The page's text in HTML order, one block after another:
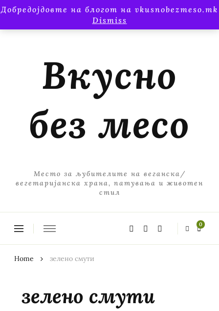
Добредојдовте на блогот на vkusnobezmeso.mk
Dismiss
Вкусно
без месо
Место за љубителите на веганска/
вегетаријанска храна, патувања и животен
стил
0
Home зелено смути
зелено смути